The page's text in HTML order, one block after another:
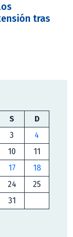
tras
S
D
3
4
10
11
17
18
24
25
31